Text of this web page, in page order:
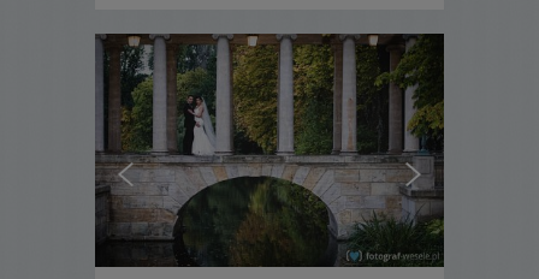
FOTOGRAFIACH SPECJALNIE DLA WAS.